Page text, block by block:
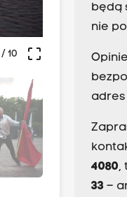
crop_free
10
będą
nie
adres
4080,
33–